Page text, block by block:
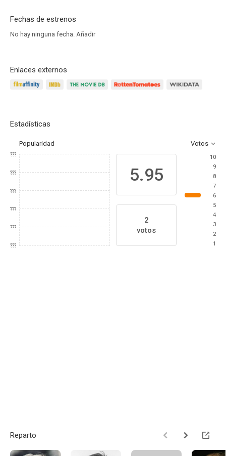
Fechas de estrenos
No hay ninguna fecha. Añadir
Enlaces externos
Estadísticas
Popularidad Votos
???
???
???
???
???
???
5.95
2
votos
10
9
8
7
6
5
4
3
2
1
Reparto